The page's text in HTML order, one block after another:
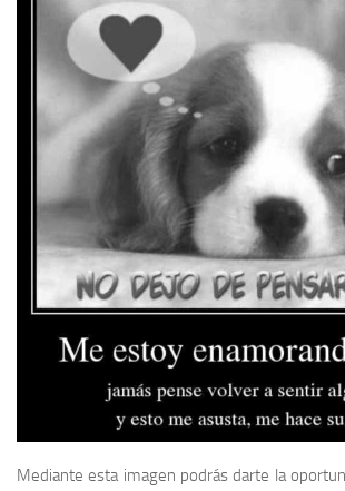
Mediante esta imagen podrás darte la